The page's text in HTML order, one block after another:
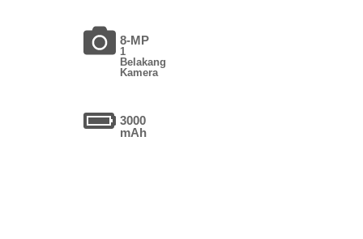
8-MP
1
Belakang
Kamera
3000
mAh